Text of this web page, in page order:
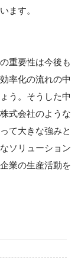
ます。
重要性は今後も
率化の流れの中
う。そうした中
式会社のような
て大きな強みと
ソリューション
業の生産活動を